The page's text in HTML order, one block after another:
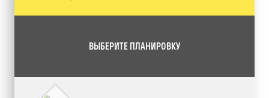
ВЫБЕРИТЕ ПЛАНИРОВКУ